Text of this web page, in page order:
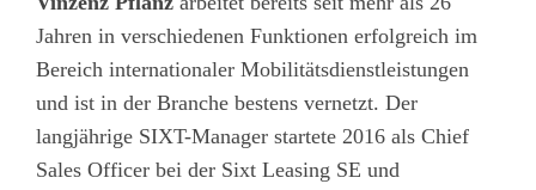
Jahren in verschiedenen Funktionen erfolgreich im
Bereich internationaler Mobilitätsdienstleistungen
und ist in der Branche bestens vernetzt. Der
langjährige SIXT-Manager startete 2016 als Chief
Sales Officer bei der Sixt Leasing SE und